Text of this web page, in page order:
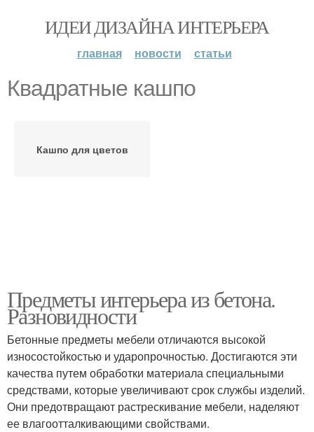
ИДЕИ ДИЗАЙНА ИНТЕРЬЕРА
главная новости статьи
Квадратные кашпо
Кашпо для цветов
Предметы интерьера из бетона.
Разновидности
Бетонные предметы мебели отличаются высокой
износостойкостью и ударопрочностью. Достигаются эти
качества путем обработки материала специальными
средствами, которые увеличивают срок службы изделий.
Они предотвращают растрескивание мебели, наделяют
ее влагоотталкивающими свойствами.